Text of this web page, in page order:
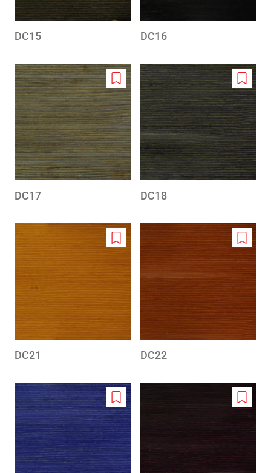
DC15 DC16
Add
to
wishlist
DC17
Add
to
DC18
Add
wishlist
DC21
Add
to
DC22
Add
to
wishlist
Add